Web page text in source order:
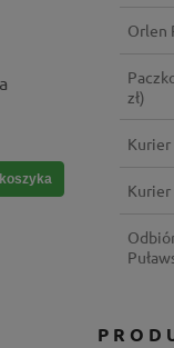
1 724,00 zł
Najniższa
Orlen
zł)
Kurier
Kurier